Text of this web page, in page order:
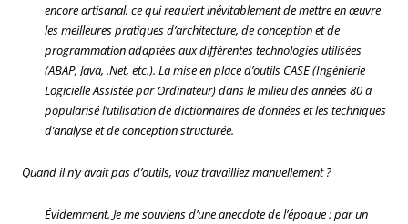
encore artisanal, ce qui requiert inévitablement de mettre en œuvre
les meilleures pratiques d’architecture, de conception et de
programmation adaptées aux différentes technologies utilisées
(ABAP, Java, .Net, etc.). La mise en place d’outils CASE (Ingénierie
Logicielle Assistée par Ordinateur) dans le milieu des années 80 a
popularisé l’utilisation de dictionnaires de données et les techniques
d’analyse et de conception structurée.
Quand il n’y avait pas d’outils, vouz travailliez manuellement ?
Évidemment. Je me souviens d’une anecdote de l’époque : par un